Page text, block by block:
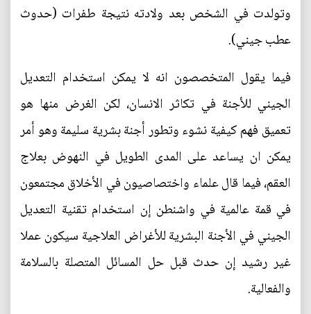
وتولدت في الشخص بعد ولادته نتيجة طفرات (حدوث
عطب جيني).
فيما يقول المتخصصون انه لا يمكن استخدام التعديل
الجيني للأجنة في تكاثر الانسان، لكن الغرض منها هو
تعميق فهم كيفية نشوء وتطور أجنة بشرية سليمة وهو أمر
يمكن ان يساعد على المدى الطويل في النهوض بعلاج
العقم، فيما قال علماء واختصاصيون في الأخلاق مجتمعون
في قمة عالمية في واشنطن إن استخدام تقنية التعديل
الجيني في الأجنة البشرية للأغراض العلاجية سيكون عملا
غير رشيد إن حدث قبل حل المسائل المتصلة بالسلامة
والفعالية.